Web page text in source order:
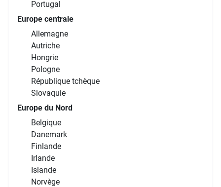
Portugal
Europe centrale
Allemagne
Autriche
Hongrie
Pologne
République tchèque
Slovaquie
Europe du Nord
Belgique
Danemark
Finlande
Irlande
Islande
Norvège